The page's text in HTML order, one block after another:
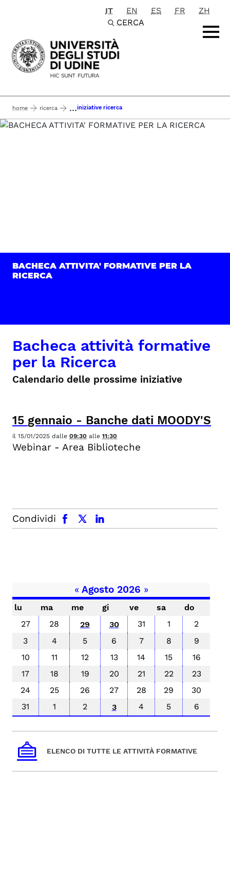
Passa al contenuto principale
IT EN ES FR
ZH
CERCA
home ricerca ...iniziative ricerca
BACHECA ATTIVITA' FORMATIVE PER LA
RICERCA
Bacheca attività formative
per la Ricerca
Calendario delle prossime iniziative
15 gennaio - Banche dati MOODY'S
il 15/01/2025 dalle 09:30 alle 11:30
Webinar - Area Biblioteche
Condividi
facebook x.com linkedin
«Agosto 2026 »
lu ma me gi ve sa
do
27
28 29 30 31 1
2
3
4 5 6 7 8
9
10
11 12 13 14 15
16
17
18 19 20 21 22
23
24
25 26 27 28 29
30
31
1 2 3 4 5 6
ELENCO DI TUTTE LE ATTIVITÀ FORMATIVE